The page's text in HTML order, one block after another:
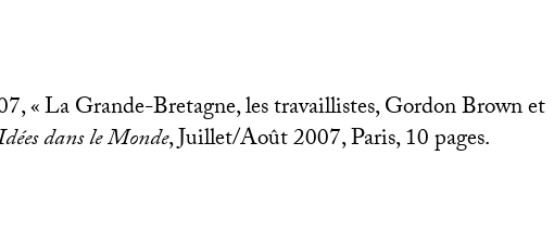
«La Grande-Bretagne, les travaillistes, Gordon Brown et
dans le Monde, Juillet/Août 2007, Paris, 10 pages.